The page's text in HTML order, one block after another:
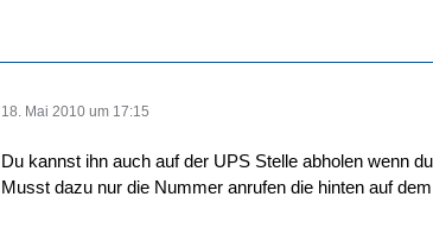
18. Mai 2010 um 17:15
Du kannst ihn auch auf der UPS Stelle abholen wenn
Musst dazu nur die Nummer anrufen die hinten auf